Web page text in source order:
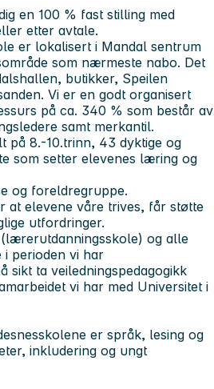
en 100 % fast stilling med
etter avtale.
er lokalisert i Mandal sentrum
som nærmeste nabo. Det
butikker, Speilen
Vi er en godt organisert
på ca. 340 % som består av
samt merkantil.
på 8.-10.trinn, 43 dyktige og
som setter elevenes læring og
og foreldregruppe.
at elevene våre trives, får støtte
utfordringer.
og alle
perioden vi har
sikt ta veiledningspedagogikk
vi har med Universitet i
er språk, lesing og
inkludering og ungt